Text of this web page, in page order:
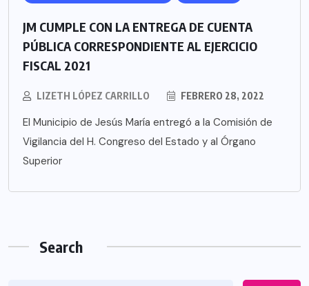
JM CUMPLE CON LA ENTREGA DE CUENTA
PÚBLICA CORRESPONDIENTE AL EJERCICIO
FISCAL 2021
LIZETH LÓPEZ CARRILLO FEBRERO 28, 2022
El Municipio de Jesús María entregó a la Comisión de
Vigilancia del H. Congreso del Estado y al Órgano
Superior
Search